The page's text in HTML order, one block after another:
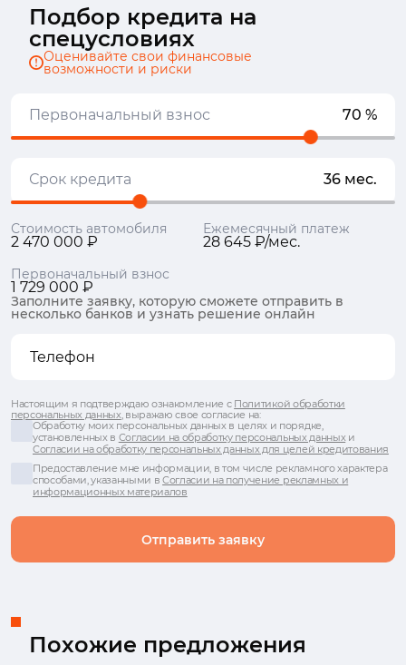
Подбор кредита на
спецусловиях
Оценивайте свои финансовые
возможности и риски
Первоначальный взнос 70 %
Срок кредита 36 мес.
Стоимость автомобиля
2 470 000 ₽
Ежемесячный платеж
28 645 ₽/мес.
Первоначальный взнос
1 729 000 ₽
Заполните заявку, которую сможете отправить в
несколько банков и узнать решение онлайн
Отправить заявку
Настоящим я подтверждаю ознакомление с Политикой обработки
персональных данных, выражаю свое согласие на:
Обработку моих персональных данных в целях и порядке,
установленных в Согласии на обработку персональных данныхи
Согласии на обработку персональных данных для целей кредитования
Предоставление мне информации, в том числе рекламного характера
способами, указанными вСогласии на получение рекламных и
информационных материалов
Похожие предложения